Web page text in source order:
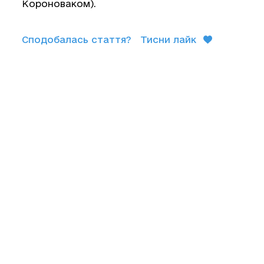
Короноваком).
Сподобалась стаття? Тисни лайк